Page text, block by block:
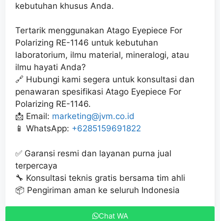
kebutuhan khusus Anda.
Tertarik menggunakan Atago Eyepiece For
Polarizing RE-1146 untuk kebutuhan
laboratorium, ilmu material, mineralogi, atau
ilmu hayati Anda?
🔗 Hubungi kami segera untuk konsultasi dan
penawaran spesifikasi Atago Eyepiece For
Polarizing RE-1146.
📩 Email: marketing@jvm.co.id
📱 WhatsApp: +6285159691822
✅ Garansi resmi dan layanan purna jual
terpercaya
🔧 Konsultasi teknis gratis bersama tim ahli
📦 Pengiriman aman ke seluruh Indonesia
Chat WA